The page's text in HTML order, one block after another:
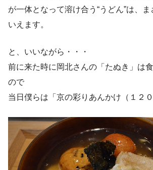
が一体となって溶け合う“うどん”は、
いえます。
と、いいながら・・・
前に来た時に岡北さんの「たぬき」は
ので
当日僕らは「京の彩りあんかけ（１２